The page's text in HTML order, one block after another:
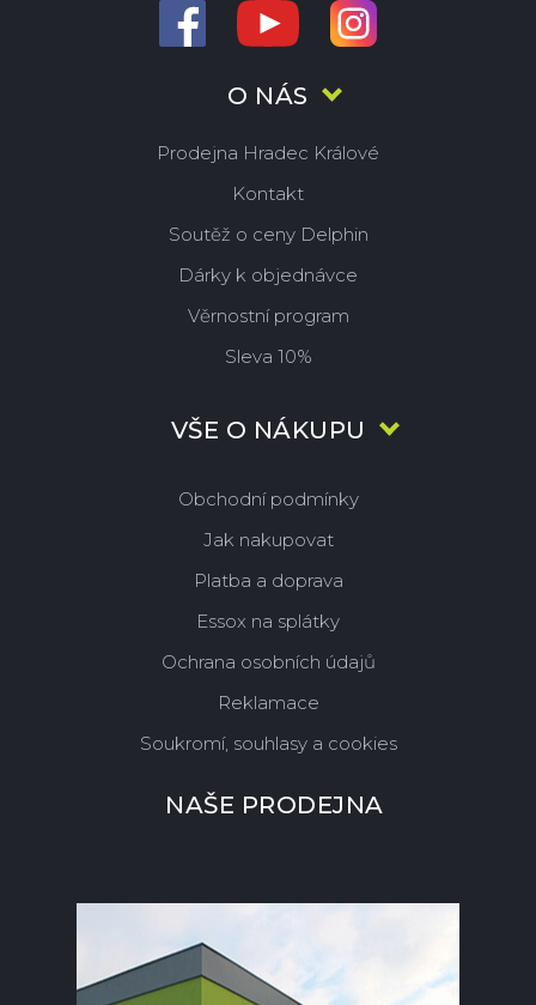
O NÁS
Prodejna Hradec Králové
Kontakt
Soutěž o ceny Delphin
Dárky k objednávce
Věrnostní program
Sleva 10%
VŠE O NÁKUPU
Obchodní podmínky
Jak nakupovat
Platba a doprava
Essox na splátky
Ochrana osobních údajů
Reklamace
Soukromí, souhlasy a cookies
NAŠE PRODEJNA